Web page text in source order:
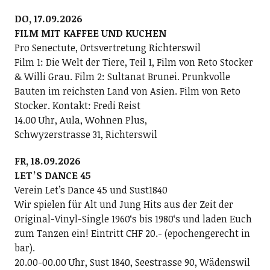
DO, 17.09.2026
FILM MIT KAFFEE UND KUCHEN
Pro Senectute, Ortsvertretung Richterswil
Film 1: Die Welt der Tiere, Teil 1, Film von Reto Stocker
& Willi Grau. Film 2: Sultanat Brunei. Prunkvolle
Bauten im reichsten Land von Asien. Film von Reto
Stocker. Kontakt: Fredi Reist
14.00 Uhr, Aula, Wohnen Plus,
Schwyzerstrasse 31, Richterswil
FR, 18.09.2026
LETʼS DANCE 45
Verein Letʼs Dance 45 und Sust1840
Wir spielen für Alt und Jung Hits aus der Zeit der
Original-Vinyl-Single 1960ʻs bis 1980ʻs und laden Euch
zum Tanzen ein! Eintritt CHF 20.- (epochengerecht in
bar).
20.00-00.00 Uhr, Sust 1840, Seestrasse 90, Wädenswil